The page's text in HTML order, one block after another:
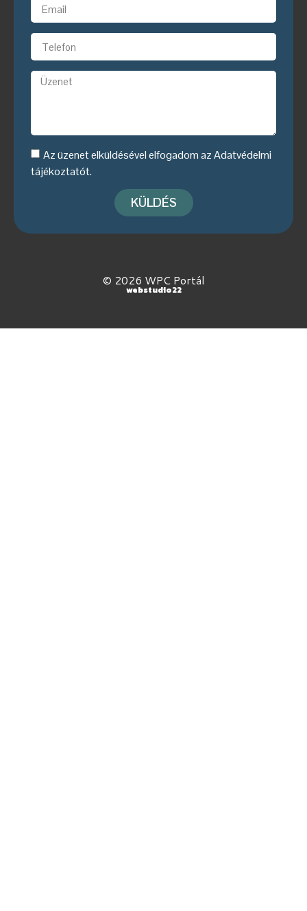
Az üzenet elküldésével elfogadom azAdatvédelmi
tájékoztatót.
KÜLDÉS
© 2026 WPC Portál
webstudio22